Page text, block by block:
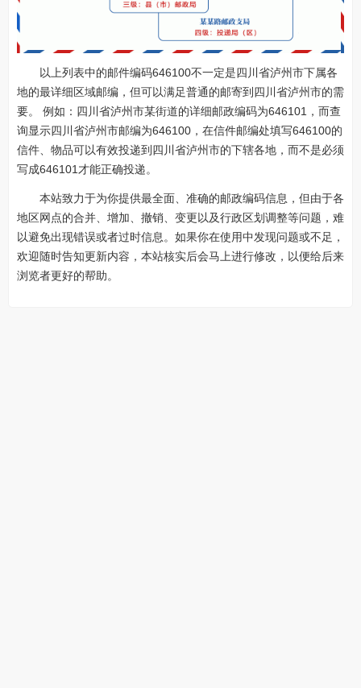
以上列表中的邮件编码646100不一定是四川省泸州市下属各
地的最详细区域邮编，但可以满足普通的邮寄到四川省泸州市的需
要。 例如：四川省泸州市某街道的详细邮政编码为646101，而查
询显示四川省泸州市邮编为646100，在信件邮编处填写646100的
信件、物品可以有效投递到四川省泸州市的下辖各地，而不是必须
写成646101才能正确投递。
本站致力于为你提供最全面、准确的邮政编码信息，但由于各
地区网点的合并、增加、撤销、变更以及行政区划调整等问题，难
以避免出现错误或者过时信息。如果你在使用中发现问题或不足，
欢迎随时告知更新内容，本站核实后会马上进行修改，以便给后来
浏览者更好的帮助。